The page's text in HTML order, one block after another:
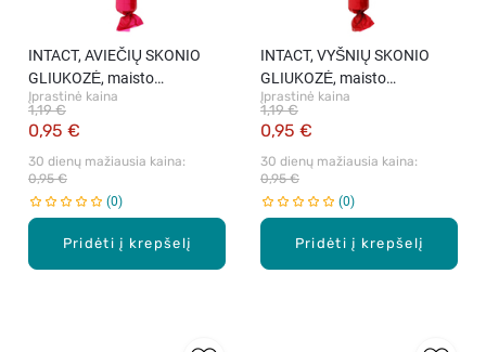
Pridėti į krepšelį
INTACT, AVIEČIŲ SKONIO
GLIUKOZĖ, maisto
produktas, 40 g
Įprastinė kaina
0,95 €
1,19 €
30 dienų mažiausia kaina:
0,95 €
0
Pridėti į krepšelį
INTACT, VYŠNIŲ SKONIO
GLIUKOZĖ, maisto
produktas, 40 g
Įprastinė kaina
0,95 €
1,19 €
30 dienų mažiausia kaina:
0,95 €
0